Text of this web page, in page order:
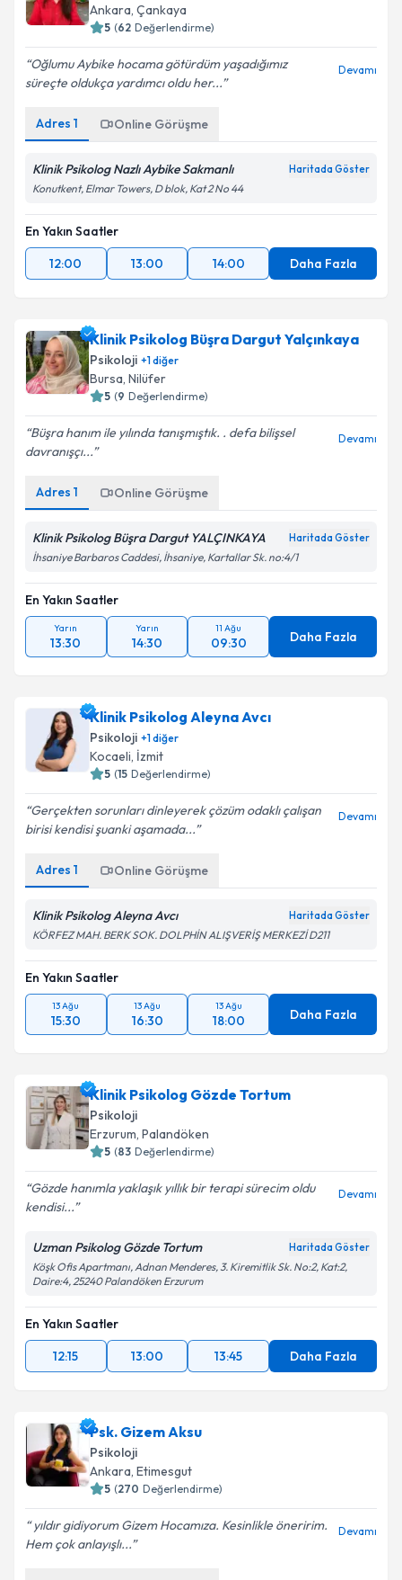
E-posta Adresiniz
Metni'ni okudum ve kişisel verilerimin belirtilen
Ankara, Çankaya
5 (62 Değerlendirme)
Oğlumu Aybike hocama götürdüm yaşadığımız
süreçte oldukça yardımcı oldu her...
Devamı
Adres 1 Online Görüşme
Klinik Psikolog Nazlı Aybike Sakmanlı Haritada Göster
Konutkent, Elmar Towers, D blok, Kat 2 No 44
En Yakın Saatler
12:00
13:00 14:00 Daha Fazla
Klinik Psikolog Büşra Dargut Yalçınkaya
Psikoloji +1diğer
Bursa, Nilüfer
5 (9 Değerlendirme)
Büşra hanım ile yılında tanışmıştık. . defa bilişsel
davranışçı...
Devamı
Adres 1 Online Görüşme
Klinik Psikolog Büşra Dargut YALÇINKAYA Haritada Göster
İhsaniye Barbaros Caddesi, İhsaniye, Kartallar Sk. no:4/1
En Yakın Saatler
Yarın
13:30
Yarın
14:30
11 Ağu
09:30 Daha Fazla
Klinik Psikolog Aleyna Avcı
Psikoloji +1diğer
Kocaeli, İzmit
5 (15 Değerlendirme)
Gerçekten sorunları dinleyerek çözüm odaklı çalışan
birisi kendisi şuanki aşamada...
Devamı
Adres 1 Online Görüşme
Klinik Psikolog Aleyna Avcı Haritada Göster
KÖRFEZ MAH. BERK SOK. DOLPHİN ALIŞVERİŞ MERKEZİ D211
En Yakın Saatler
13 Ağu
15:30
13 Ağu
16:30
13 Ağu
18:00 Daha Fazla
Klinik Psikolog Gözde Tortum
Psikoloji
Erzurum, Palandöken
5 (83 Değerlendirme)
Gözde hanımla yaklaşık yıllık bir terapi sürecim oldu
kendisi...
Devamı
Uzman Psikolog Gözde Tortum Haritada Göster
Köşk Ofis Apartmanı, Adnan Menderes, 3. Kiremitlik Sk. No:2, Kat:2,
Daire:4, 25240 Palandöken Erzurum
En Yakın Saatler
12:15
13:00 13:45 Daha Fazla
Psk. Gizem Aksu
Psikoloji
Ankara, Etimesgut
5 (270 Değerlendirme)
yıldır gidiyorum Gizem Hocamıza. Kesinlikle öneririm.
Hem çok anlayışlı...
Devamı